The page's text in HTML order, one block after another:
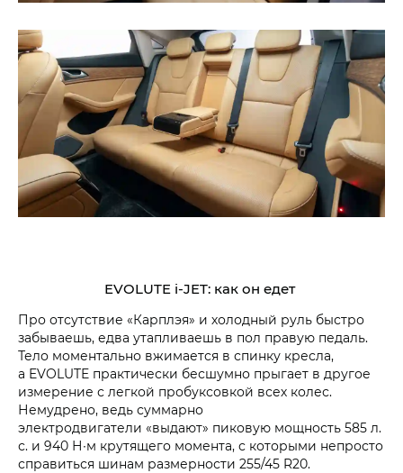
EVOLUTE i‑JET: как он едет
Про отсутствие «Карплэя» и холодный руль быстро
забываешь, едва утапливаешь в пол правую педаль.
Тело моментально вжимается в спинку кресла,
а EVOLUTE практически бесшумно прыгает в другое
измерение с легкой пробуксовкой всех колес.
Немудрено, ведь суммарно
электродвигатели «выдают» пиковую мощность 585 л.
с. и 940 Н∙м крутящего момента, с которыми непросто
справиться шинам размерности 255/45 R20.